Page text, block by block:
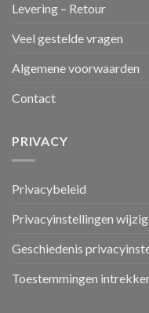
Levering – Retour
Veel gestelde vragen
Algemene voorwaarden
Contact
PRIVACY
Privacybeleid
Privacyinstellingen
Geschiedenis
Toestemmingen